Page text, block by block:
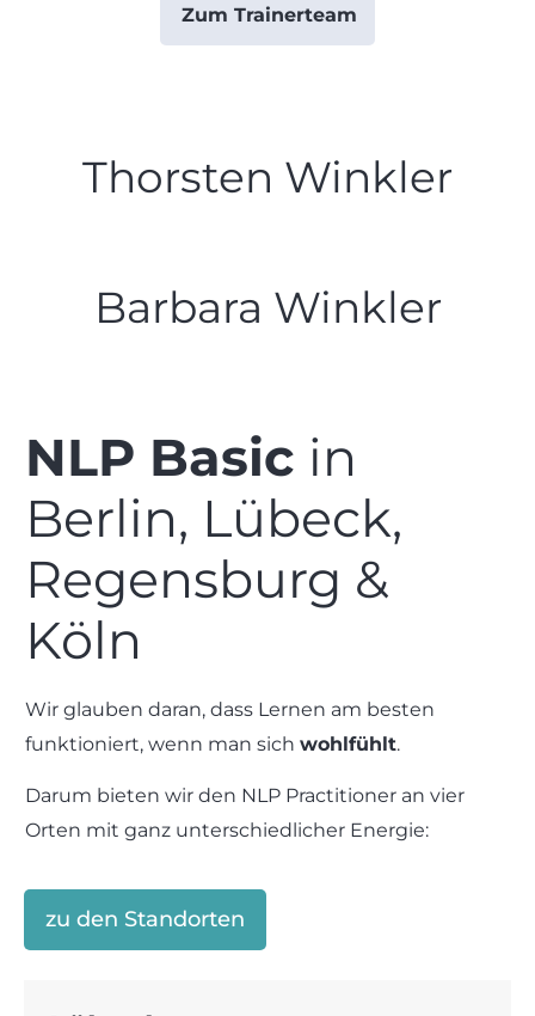
Zum Trainerteam
Thorsten Winkler
Barbara Winkler
NLP Basic in
Berlin, Lübeck,
Regensburg &
Köln
Wir glauben daran, dass Lernen am besten
funktioniert, wenn man sich wohlfühlt.
Darum bieten wir den NLP Practitioner an vier
Orten mit ganz unterschiedlicher Energie:
zu den Standorten